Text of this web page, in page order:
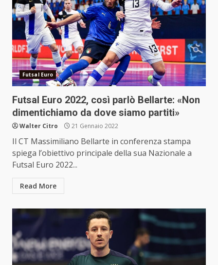
Futsal Euro
Futsal Euro 2022, così parlò Bellarte: «Non
dimentichiamo da dove siamo partiti»
Walter Citro 21 Gennaio 2022
Il CT Massimiliano Bellarte in conferenza stampa
spiega l’obiettivo principale della sua Nazionale a
Futsal Euro 2022...
Read More